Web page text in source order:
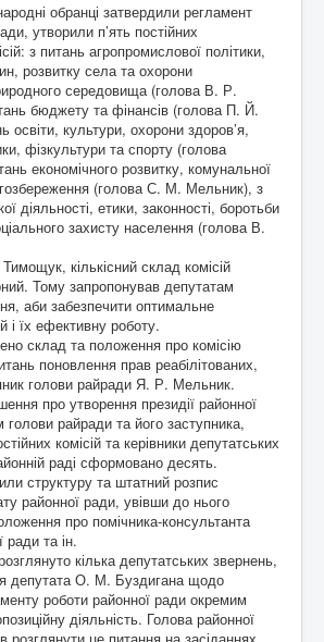
обранці затвердили регламент
утворили п’ять постійних
з питань агропромислової політики,
розвитку села та охорони
середовища (голова В. Р.
бюджету та фінансів (голова П. Й.
освіти, культури, охорони здоров’я,
фізкультури та спорту (голова
економічного розвитку, комунальної
(голова С. М. Мельник), з
діяльності, етики, законності, боротьби
захисту населення (голова В.
кількісний склад комісій
Тому запропонував депутатам
аби забезпечити оптимальне
і їх ефективну роботу.
склад та положення про комісію
поновлення прав реабілітованих,
голови райради Я. Р. Мельник.
про утворення президії районної
голови райради та його заступника,
комісій та керівники депутатських
раді сформовано десять.
структуру та штатний розпис
районної ради, увівши до нього
про помічника-консультанта
ради та ін.
кілька депутатських звернень,
депутата О. М. Буздигана щодо
роботи районної ради окремим
діяльність. Голова районної